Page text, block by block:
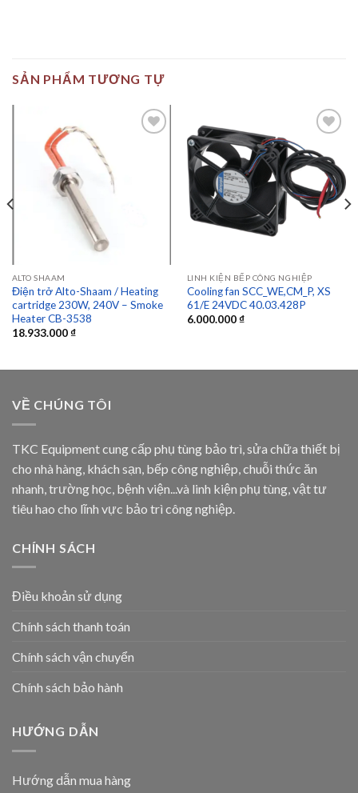
SẢN PHẨM TƯƠNG TỰ
ALTO SHAAM
Điện trở Alto-Shaam / Heating
cartridge 230W, 240V – Smoke
Heater CB-3538
18.933.000₫
Add to
wishlist
LINH KIỆN BẾP CÔNG NGHIỆP
Cooling fan SCC_WE,CM_P, XS
61/E 24VDC 40.03.428P
6.000.000₫
VỀ CHÚNG TÔI
TKC Equipment cung cấp phụ tùng bảo trì, sửa chữa thiết bị
cho nhà hàng, khách sạn, bếp công nghiệp, chuỗi thức ăn
nhanh, trường học, bệnh viện...và linh kiện phụ tùng, vật tư
tiêu hao cho lĩnh vực bảo trì công nghiệp.
CHÍNH SÁCH
Điều khoản sử dụng
Chính sách thanh toán
Chính sách vận chuyển
Chính sách bảo hành
HƯỚNG DẪN
Hướng dẫn mua hàng